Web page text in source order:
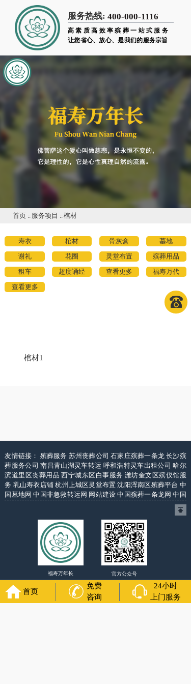
服务热线: 400-000-1116
高素质高效率殡葬一站式服务
让您省心、放心、是我们的服务宗旨
首页 :: 服务项目 ::棺材
寿衣 棺材 骨灰盒 墓地
谢礼 花圈 灵堂布置 殡葬用品
租车 超度诵经 查看更多 福寿万代
查看更多
棺材1
友情链接： 殡葬服务 苏州丧葬公司石家庄殡葬一条龙长沙殡
葬服务公司南昌青山湖灵车转运 呼和浩特灵车出租公司哈尔
滨道里区丧葬用品西宁城东区白事服务潍坊奎文区殡仪馆服
务 乳山寿衣店铺杭州上城区灵堂布置沈阳浑南区殡葬平台 中
国墓地网中国非急救转运网 网站建设中国殡葬一条龙网中国
福寿万年长 官方公众号
400-000-1116
首页
免费
咨询
24小时
上门服务